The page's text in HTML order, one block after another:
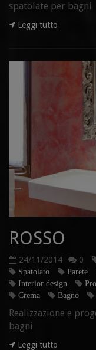
spatolate per bagni
Leggi tutto
ROSSO
24/11/2014 0
Spatolato
Parete
Interior design
Crema
Bagno
Realizzazione e
bagni
Leggi tutto